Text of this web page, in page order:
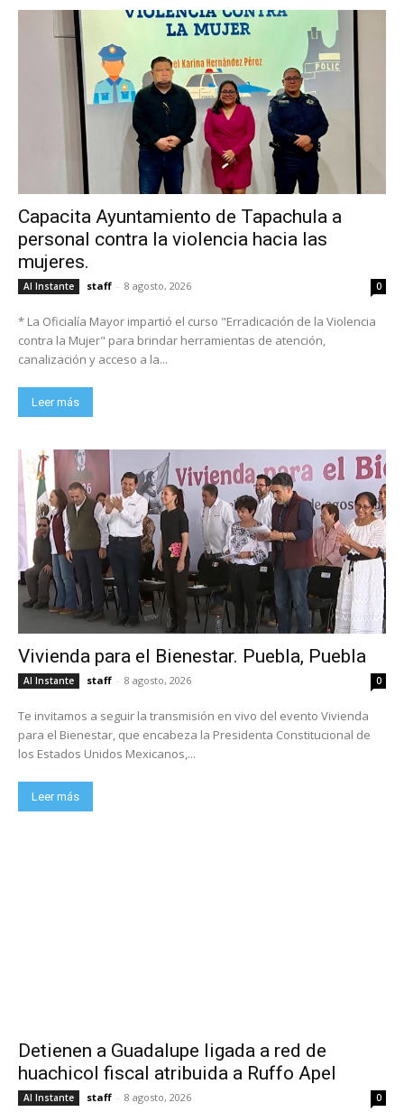
Capacita Ayuntamiento de Tapachula a
personal contra la violencia hacia las
mujeres.
Al Instante staff - 8 agosto, 2026 0
* La Oficialía Mayor impartió el curso "Erradicación de la Violencia
contra la Mujer" para brindar herramientas de atención,
canalización y acceso a la...
Leer más
Vivienda para el Bienestar. Puebla, Puebla
Al Instante staff - 8 agosto, 2026 0
Te invitamos a seguir la transmisión en vivo del evento Vivienda
para el Bienestar, que encabeza la Presidenta Constitucional de
los Estados Unidos Mexicanos,...
Leer más
Detienen a Guadalupe ligada a red de
huachicol fiscal atribuida a Ruffo Apel
Al Instante staff - 8 agosto, 2026 0